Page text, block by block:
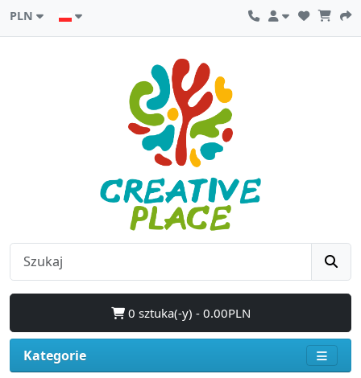
PLN
0 sztuka(-y) - 0.00PLN
Kategorie